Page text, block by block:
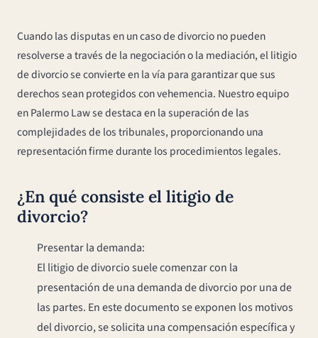
Cuando las disputas en un caso de divorcio no pueden
resolverse a través de la negociación o la mediación, el litigio
de divorcio se convierte en la vía para garantizar que sus
derechos sean protegidos con vehemencia. Nuestro equipo
en Palermo Law se destaca en la superación de las
complejidades de los tribunales, proporcionando una
representación firme durante los procedimientos legales.
¿En qué consiste el litigio de
divorcio?
Presentar la demanda:
El litigio de divorcio suele comenzar con la
presentación de una demanda de divorcio por una de
las partes. En este documento se exponen los motivos
del divorcio, se solicita una compensación específica y